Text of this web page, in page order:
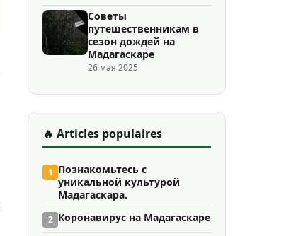
Советы
путешественникам в
сезон дождей на
Мадагаскаре
26 мая 2025
🔥 Articles populaires
1 Познакомьтесь с
уникальной культурой
Мадагаскара.
2 Коронавирус на Мадагаскаре